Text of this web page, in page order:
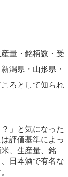
量・銘柄数・受
潟県・山形県・
ろとして知られ
」と気になった
評価基準によっ
、生産量、銘
日本酒で有名な